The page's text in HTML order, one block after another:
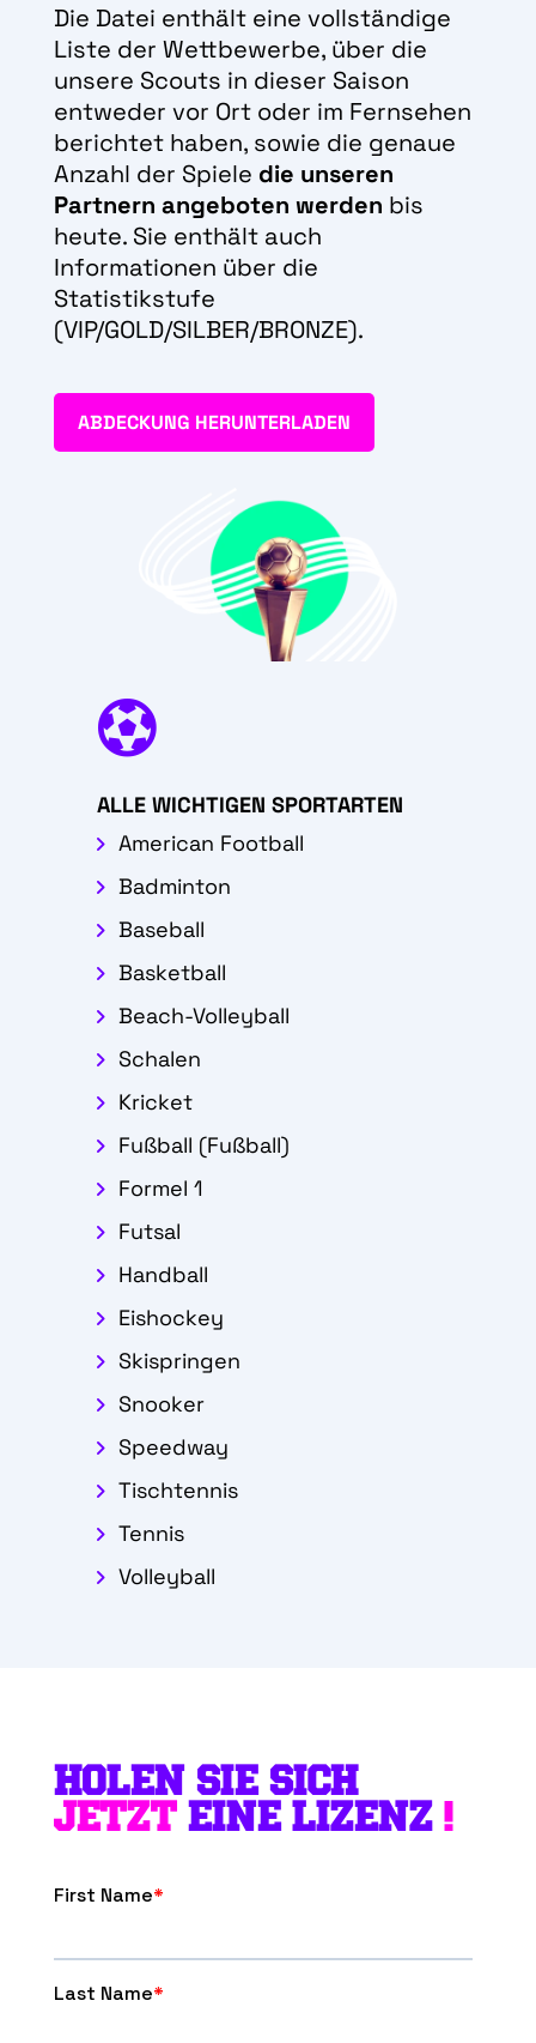
Die Datei enthält eine vollständige
Liste der Wettbewerbe, über die
unsere Scouts in dieser Saison
entweder vor Ort oder im Fernsehen
berichtet haben, sowie die genaue
Anzahl der Spiele die unseren
Partnern angeboten werden bis
heute. Sie enthält auch
Informationen über die
Statistikstufe
(VIP/GOLD/SILBER/BRONZE).
ABDECKUNG HERUNTERLADEN

ALLE WICHTIGEN SPORTARTEN
American Football
Badminton
Baseball
Basketball
Beach-Volleyball
Schalen
Kricket
Fußball (Fußball)
Formel 1
Futsal
Handball
Eishockey
Skispringen
Snooker
Speedway
Tischtennis
Tennis
Volleyball
HOLEN SIE SICH
JETZTEINE LIZENZ !